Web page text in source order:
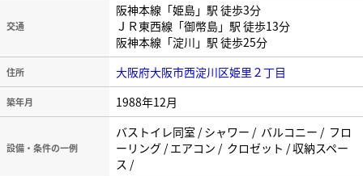
交通
阪神本線「姫島」駅 徒歩3分
ＪＲ東西線「御幣島」駅 徒歩13分
阪神本線「淀川」駅 徒歩25分
住所 大阪府大阪市西淀川区姫里２丁目
築年月 1988年12月
設備・条件の一例
バストイレ同室 / シャワー / バルコニー / フロ
ーリング / エアコン / クロゼット / 収納スペー
ス /